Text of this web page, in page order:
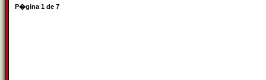
P�gina 1 de 7